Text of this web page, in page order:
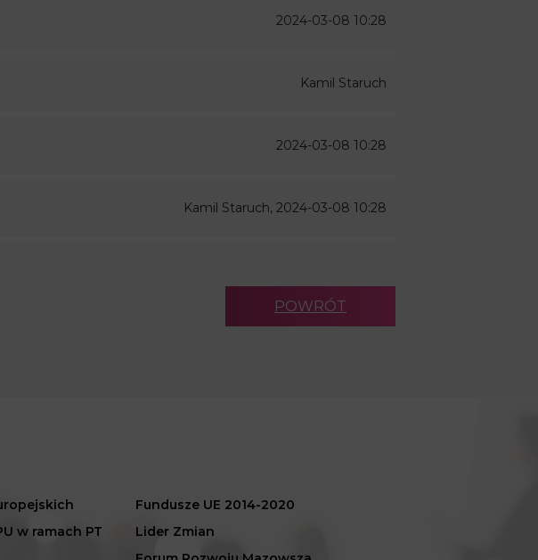
2024-03-08 10:28
Kamil Staruch
2024-03-08 10:28
Kamil Staruch, 2024-03-08 10:28
POWRÓT
w ramach PT
Fundusze UE 2014-2020
Lider Zmian